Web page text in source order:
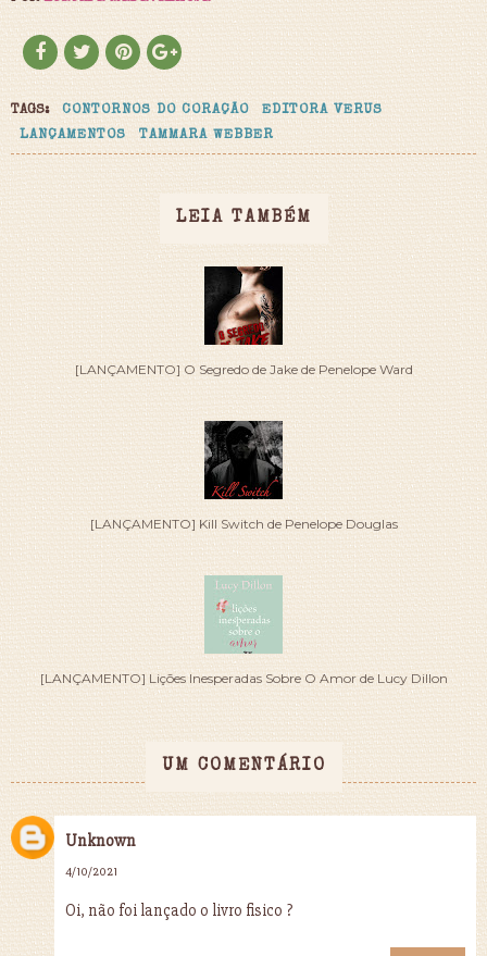
TAGS: CONTORNOS DO CORAÇÃO
EDITORA VERUS
LANÇAMENTOS
TAMMARA WEBBER
LEIA TAMBÉM
[LANÇAMENTO] O Segredo de Jake de Penelope Ward
[LANÇAMENTO] Kill Switch de Penelope Douglas
[LANÇAMENTO] Lições Inesperadas Sobre O Amor de Lucy Dillon
UM COMENTÁRIO
Unknown
4/10/2021
Oi, não foi lançado o livro fisico ?